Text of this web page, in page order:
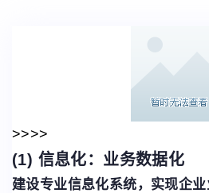
>>>>
(1) 信息化： 业务数据化
建设专业信息化系统，实现企